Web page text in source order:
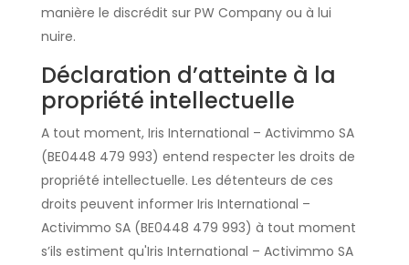
manière le discrédit sur PW Company ou à lui
nuire.
Déclaration d’atteinte à la
propriété intellectuelle
A tout moment, Iris International – Activimmo SA
(BE0448 479 993) entend respecter les droits de
propriété intellectuelle. Les détenteurs de ces
droits peuvent informer Iris International –
Activimmo SA (BE0448 479 993) à tout moment
s’ils estiment qu'Iris International – Activimmo SA